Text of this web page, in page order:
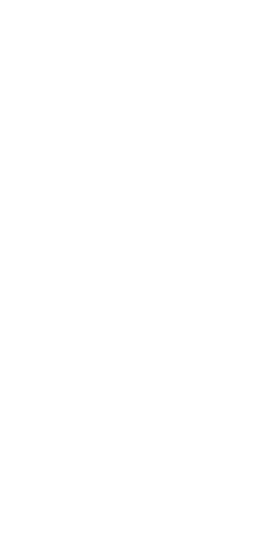
deze bron dat iemand
wie ontkent dat hij het
het ofwel niet echt,
Over christelijke moed.
heidenen wordt
hebzucht, maar de moed
liefde van God die "in
niet door vrije wil van
Dat genade niet
verdienste. Goede
ze gedaan worden; maar
aanspraak op kunnen
zodat ze gedaan kunnen